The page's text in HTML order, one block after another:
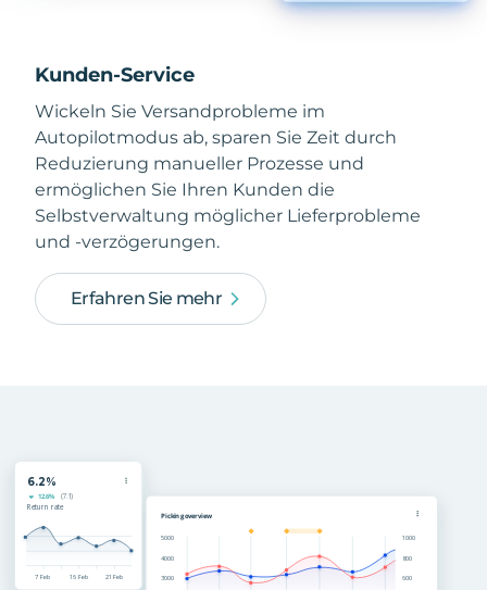
Kunden-Service
Wickeln Sie Versandprobleme im
Autopilotmodus ab, sparen Sie Zeit durch
Reduzierung manueller Prozesse und
ermöglichen Sie Ihren Kunden die
Selbstverwaltung möglicher Lieferprobleme
und -verzögerungen.
Erfahren Sie mehr